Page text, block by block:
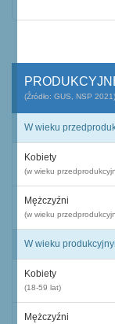
(Źródło: GUS, NSP 2021)
W wieku
Kobiety
(w wieku
Mężczyźni
(w wieku
W wieku
Kobiety
(18-59 lat)
Mężczyźni